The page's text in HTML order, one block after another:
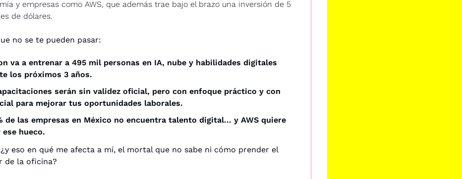
y empresas como AWS, que además trae bajo el brazo una inversión de 5
de dólares.
no se te pueden pasar:
va a entrenar a 495 mil personas en IA, nube y habilidades digitales
los próximos 3 años.
serán sin validez oficial, pero con enfoque práctico y con
para mejorar tus oportunidades laborales.
de las empresas en México no encuentra talento digital... y AWS quiere
hueco.
eso en qué me afecta a mí, el mortal que no sabe ni cómo prender el
de la oficina?